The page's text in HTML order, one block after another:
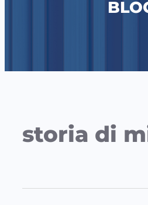
storia di